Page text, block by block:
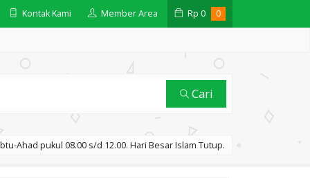
Kontak Kami Member Area Rp 0 0
Cari
Ahad pukul 08.00 s/d 12.00. Hari Besar Islam Tutup.